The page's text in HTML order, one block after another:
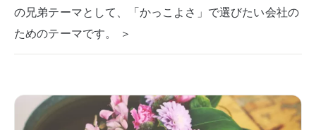
の兄弟テーマとして、「かっこよさ」で選びたい会社の
ためのテーマです。 ＞